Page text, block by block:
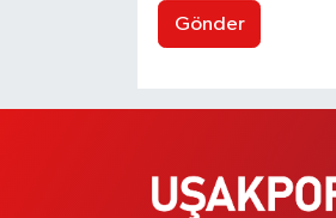
Gönder